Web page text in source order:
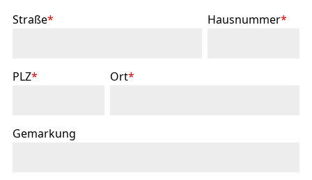
Straße* Hausnummer*
PLZ* Ort*
Gemarkung